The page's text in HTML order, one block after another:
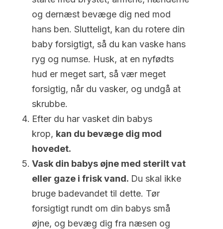
og dernæst bevæge dig ned mod
hans ben. Slutteligt, kan du rotere din
baby forsigtigt, så du kan vaske hans
ryg og numse. Husk, at en nyfødts
hud er meget sart, så vær meget
forsigtig, når du vasker, og undgå at
skrubbe.
Efter du har vasket din babys
krop, kan du bevæge dig mod
hovedet.
Vask din babys øjne med sterilt vat
eller gaze i frisk vand. Du skal ikke
bruge badevandet til dette. Tør
forsigtigt rundt om din babys små
øjne, og bevæg dig fra næsen og